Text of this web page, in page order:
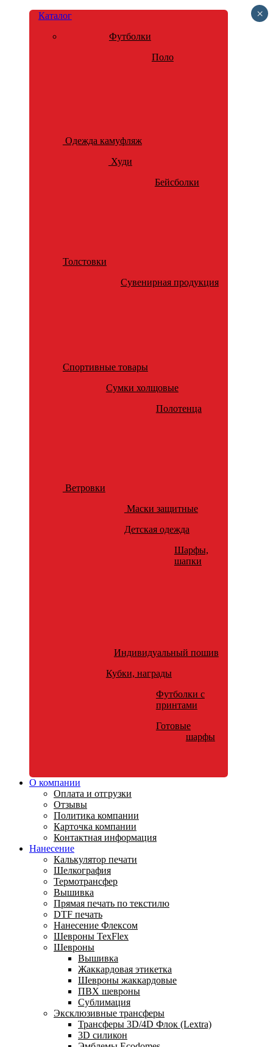
Каталог
Футболки
Поло
Одежда камуфляж
Худи
Бейсболки
Толстовки
Сувенирная продукция
Спортивные товары
Сумки холщовые
Полотенца
Ветровки
Маски защитные
Детская одежда
Шарфы,
шапки
Индивидуальный пошив
Кубки, награды
Футболки с
принтами
Готовые
шарфы
О компании
Оплата и отгрузки
Отзывы
Политика компании
Карточка компании
Контактная информация
Нанесение
Калькулятор печати
Шелкография
Термотрансфер
Вышивка
Прямая печать по текстилю
DTF печать
Нанесение Флексом
Шевроны TexFlex
Шевроны
Вышивка
Жаккардовая этикетка
Шевроны жаккардовые
ПВХ шевроны
Сублимация
Эксклюзивные трансферы
Трансферы 3D/4D Флок (Lextra)
3D силикон
×